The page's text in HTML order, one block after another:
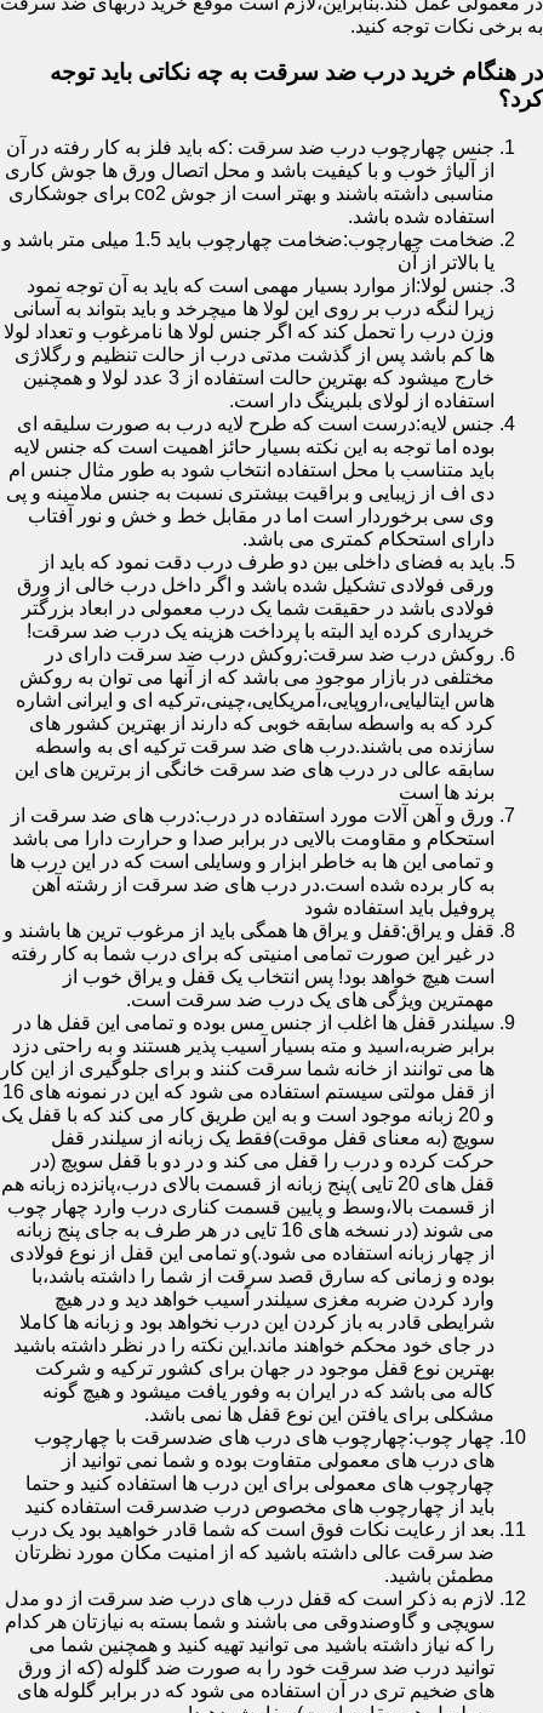
به برخی نکات توجه کنید.
در هنگام خرید درب ضد سرقت به چه نکاتی باید توجه
کرد؟
جنس چهارچوب درب ضد سرقت :که باید فلز به کار رفته در آن
از آلیاژ خوب و با کیفیت باشد و محل اتصال ورق ها جوش کاری
مناسبی داشته باشند و بهتر است از جوش co2 برای جوشکاری
استفاده شده باشد.
ضخامت چهارچوب:ضخامت چهارچوب باید 1.5 میلی متر باشد و
یا بالاتر از آن
جنس لولا:از موارد بسیار مهمی است که باید به آن توجه نمود
زیرا لنگه درب بر روی این لولا ها میچرخد و باید بتواند به آسانی
وزن درب را تحمل کند که اگر جنس لولا ها نامرغوب و تعداد لولا
ها کم باشد پس از گذشت مدتی درب از حالت تنظیم و رگلاژی
خارج میشود که بهترین حالت استفاده از 3 عدد لولا و همچنین
استفاده از لولای بلبرینگ دار است.
جنس لایه:درست است که طرح لایه درب به صورت سلیقه ای
بوده اما توجه به این نکته بسیار حائز اهمیت است که جنس لایه
باید متناسب با محل استفاده انتخاب شود به طور مثال جنس ام
دی اف از زیبایی و براقیت بیشتری نسبت به جنس ملامینه و پی
وی سی برخوردار است اما در مقابل خط و خش و نور آفتاب
دارای استحکام کمتری می باشد.
باید به فضای داخلی بین دو طرف درب دقت نمود که باید از
ورقی فولادی تشکیل شده باشد و اگر داخل درب خالی از ورق
فولادی باشد در حقیقت شما یک درب معمولی در ابعاد بزرگتر
خریداری کرده اید البته با پرداخت هزینه یک درب ضد سرقت!
روکش درب ضد سرقت:روکش درب ضد سرقت دارای در
مختلفی در بازار موجود می باشد که از آنها می توان به روکش
هاس ایتالیایی،اروپایی،آمریکایی،چینی،ترکیه ای و ایرانی اشاره
کرد که به واسطه سابقه خوبی که دارند از بهترین کشور های
سازنده می باشند.درب های ضد سرقت ترکیه ای به واسطه
سابقه عالی در درب های ضد سرقت خانگی از برترین های این
برند ها است
ورق و آهن آلات مورد استفاده در درب:درب های ضد سرقت از
استحکام و مقاومت بالایی در برابر صدا و حرارت دارا می باشد
و تمامی این ها به خاطر ابزار و وسایلی است که در این درب ها
به کار برده شده است.در درب های ضد سرقت از رشته آهن
پروفیل باید استفاده شود
قفل و یراق:قفل و یراق ها همگی باید از مرغوب ترین ها باشند و
در غیر این صورت تمامی امنیتی که برای درب شما به کار رفته
است هیچ خواهد بود! پس انتخاب یک قفل و یراق خوب از
مهمترین ویژگی های یک درب ضد سرقت است.
سیلندر قفل ها اغلب از جنس مس بوده و تمامی این قفل ها در
برابر ضربه،اسید و مته بسیار آسیب پذیر هستند و به راحتی دزد
ها می توانند از خانه شما سرقت کنند و برای جلوگیری از این کار
از قفل مولتی سیستم استفاده می شود که این در نمونه های 16
و 20 زبانه موجود است و به این طریق کار می کند که با قفل یک
سویچ (به معنای قفل موقت)فقط یک زبانه از سیلندر قفل
حرکت کرده و درب را قفل می کند و در دو با قفل سویچ (در
قفل های 20 تایی )پنج زبانه از قسمت بالای درب،پانزده زبانه هم
از قسمت بالا،وسط و پایین قسمت کناری درب وارد چهار چوب
می شوند (در نسخه های 16 تایی در هر طرف به جای پنج زبانه
از چهار زبانه استفاده می شود.)و تمامی این قفل از نوع فولادی
بوده و زمانی که سارق قصد سرقت از شما را داشته باشد،با
وارد کردن ضربه مغزی سیلندر آسیب خواهد دید و در هیچ
شرایطی قادر به باز کردن این درب نخواهد بود و زبانه ها کاملا
در جای خود محکم خواهند ماند.این نکته را در نظر داشته باشید
بهترین نوع قفل موجود در جهان برای کشور ترکیه و شرکت
کاله می باشد که در ایران به وفور یافت میشود و هیچ گونه
مشکلی برای یافتن این نوع قفل ها نمی باشد.
چهار چوب:چهارچوب های درب های ضدسرقت با چهارچوب
های درب های معمولی متفاوت بوده و شما نمی توانید از
چهارچوب های معمولی برای این درب ها استفاده کنید و حتما
باید از چهارچوب های مخصوص درب ضدسرقت استفاده کنید
بعد از رعایت نکات فوق است که شما قادر خواهید بود یک درب
ضد سرقت عالی داشته باشید که از امنیت مکان مورد نظرتان
مطمئن باشید.
لازم به ذکر است که قفل درب های درب ضد سرقت از دو مدل
سویچی و گاوصندوقی می باشند و شما بسته به نیازتان هر کدام
را که نیاز داشته باشید می توانید تهیه کنید و همچنین شما می
توانید درب ضد سرقت خود را به صورت ضد گلوله (که از ورق
های ضخیم تری در آن استفاده می شود که در برابر گلوله های